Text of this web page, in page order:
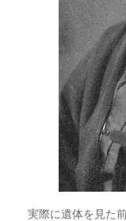
実際に遺体を見た